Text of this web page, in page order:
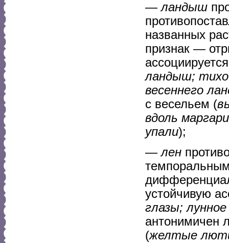
—ландыш
названных
признак —
ландыш; тихо
весеннего
с весельем (
вдоль
упали);
—лен
устойчивую
глазы;
антонимичен
(желтые